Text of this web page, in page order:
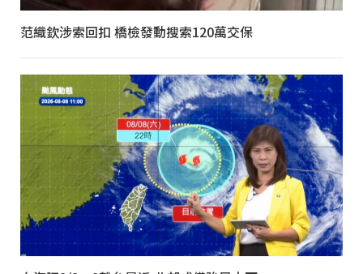
范織欽涉索回扣 橋檢發動搜索120萬交保